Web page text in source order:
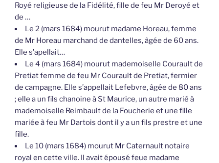
Royé religieuse de la Fidélité, fille de feu Mr Deroyé et
de …
Le 2 (mars 1684) mourut madame Horeau, femme
de Mr Horeau marchand de dantelles, âgée de 60 ans.
Elle s’apellait…
Le 4 (mars 1684) mourut mademoiselle Courault de
Pretiat femme de feu Mr Courault de Pretiat, fermier
de campagne. Elle s’appellait Lefebvre, âgée de 80 ans
; elle a un fils chanoine à St Maurice, un autre marié à
mademoiselle Reimbault de la Foucherie et une fille
mariée à feu Mr Dartois dont il y a un fils prestre et une
fille.
Le 10 (mars 1684) mourut Mr Caternault notaire
royal en cette ville. Il avait épousé feue madame